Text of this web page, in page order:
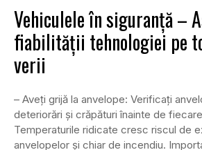
Vehiculele în siguranță –
fiabilității tehnologiei pe
verii
– Aveți grijă la anvelope: Verificați
deteriorări și crăpături înainte de
Temperaturile ridicate cresc riscul de
anvelopelor și chiar de incendiu.